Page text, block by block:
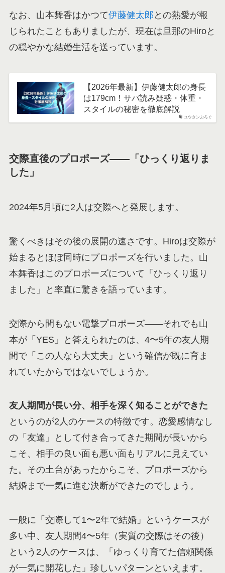
なお、山本舞香はかつて伊藤健太郎 との熱愛が報
じられたこともありましたが、現在は旦那のHiroと
の穏やかな結婚生活を送っています。
ユウタンぶろぐ
【2026年最新】伊藤健太郎の身長
は179cm！サバ読み疑惑・体重・
スタイルの秘密を徹底解説
交際直後のプロポーズ——「ひっくり返りま
した」
2024年5月頃に2人は交際へと発展します。
驚くべきはその後の展開の速さです。Hiroは交際が
始まるとほぼ同時にプロポーズを行いました。山
本舞香はこのプロポーズについて「ひっくり返り
ました」と率直に驚きを語っています。
交際から間もない電撃プロポーズ——それでも山
本が「YES」と答えられたのは、4〜5年の友人期
間で「この人なら大丈夫」という確信が既に育ま
れていたからではないでしょうか。
友人期間が長い分、相手を深く知ることができた
というのが2人のケースの特徴です。恋愛感情なし
の「友達」として付き合ってきた期間が長いから
こそ、相手の良い面も悪い面もリアルに見えてい
た。その土台があったからこそ、プロポーズから
結婚まで一気に進む決断ができたのでしょう。
一般に「交際して1〜2年で結婚」というケースが
多い中、友人期間4〜5年（実質の交際はその後）
という2人のケースは、「ゆっくり育てた信頼関係
が一気に開花した」珍しいパターンといえます。